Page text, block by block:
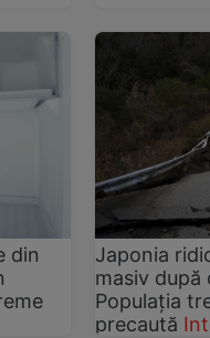
din
Japonia
masiv după
Populația
precaută